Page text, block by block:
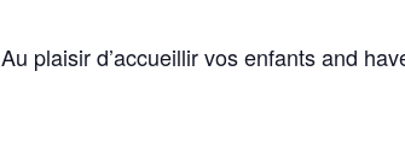
Au plaisir d’accueillir vos enfantsand